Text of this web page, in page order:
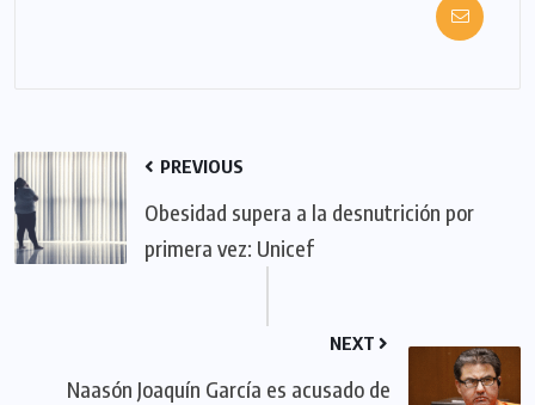
PREVIOUS
Obesidad supera a la desnutrición por
primera vez: Unicef
NEXT
Naasón Joaquín García es acusado de